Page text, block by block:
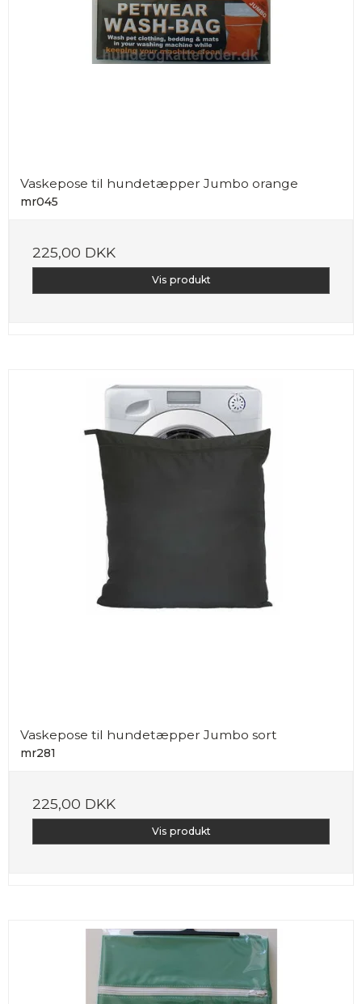
Vaskepose til hundetæpper Jumbo orange
mr045
225,00 DKK
Vis produkt
Vaskepose til hundetæpper Jumbo sort
mr281
225,00 DKK
Vis produkt